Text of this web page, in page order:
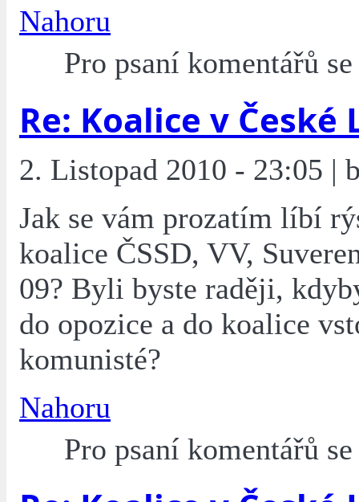
Nahoru
Pro psaní komentářů
Re: Koalice v České
2. Listopad 2010 - 23:05 |
Jak se vám prozatím líbí
koalice ČSSD, VV,
09? Byli byste raději,
do opozice a do koalice
komunisté?
Nahoru
Pro psaní komentářů